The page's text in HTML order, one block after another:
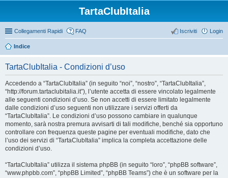
TartaClubItalia
Collegamenti Rapidi FAQ Login
Iscriviti
Indice
TartaClubItalia - Condizioni d’uso
Accedendo a “TartaClubItalia” (in seguito “noi”, “nostro”, “TartaClubItalia”,
“http://forum.tartaclubitalia.it”), l’utente accetta di essere vincolato legalmente
alle seguenti condizioni d’uso. Se non accetti di essere limitato legalmente
dalle condizioni d’uso seguenti non utilizzare i servizi offerti da
“TartaClubItalia”. Le condizioni d’uso possono cambiare in qualunque
momento, sarà nostra premura avvisarti di tali modifiche, benché sia opportuno
controllare con frequenza queste pagine per eventuali modifiche, dato che
l’uso dei servizi di “TartaClubItalia” implica la completa accettazione delle
condizioni d’uso.
“TartaClubItalia” utilizza il sistema phpBB (in seguito “loro”, “phpBB software”,
“www.phpbb.com”, “phpBB Limited”, “phpBB Teams”) che è un software per la